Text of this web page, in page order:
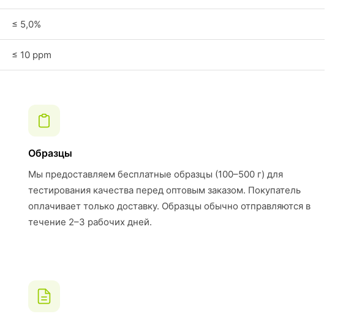
≤ 5,0%
≤ 10 ppm
Образцы
Мы предоставляем бесплатные образцы (100–500 г) для
тестирования качества перед оптовым заказом. Покупатель
оплачивает только доставку. Образцы обычно отправляются в
течение 2–3 рабочих дней.